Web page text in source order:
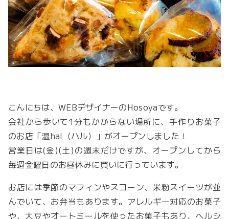
こんにちは、WEBデザイナーのHosoyaです。
会社から歩いて1分もかからない場所に、手作りお菓子
のお店「温hal（ハル）」がオープンしました！
営業日は(金)(土)の週末だけですが、オープンしてから
毎週金曜日のお昼休みに買いに行っています。
お店には季節のマフィンやスコーン、米粉スイーツが並
んでいて、お弁当もあります。アレルギー対応のお菓子
や、大豆やオートミールを使ったお菓子もあり、ヘルシ